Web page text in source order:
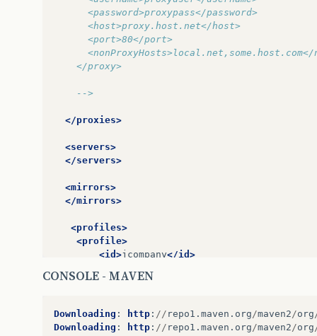
      <password>proxypass</password>
      <host>proxy.host.net</host>
      <port>80</port>
    </proxy>
    -->
</proxies>
<servers>
</servers>
<mirrors>
</mirrors>
<profiles>
<profile>
<id>jcompany</id>
<repository>
<releases>
CONSOLE - MAVEN
Downloading : http : // repo1 . maven . org/maven2/org
Downloading : http : // repo1 . maven . org/maven2/org